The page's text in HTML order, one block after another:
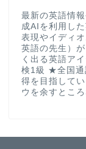
最新の英語情
成AIを利用し
表現やイディ
英語の先生）
く出る英語ア
検1級 ★全国通
得を目指して
ウを余すとこ